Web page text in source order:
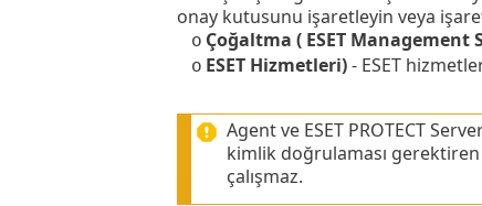
onay kutusunu işaretleyin veya
o Çoğaltma ( ESET Management
o ESET Hizmetleri)- ESET
Agent ve ESET PROTECT
kimlik doğrulaması
çalışmaz.